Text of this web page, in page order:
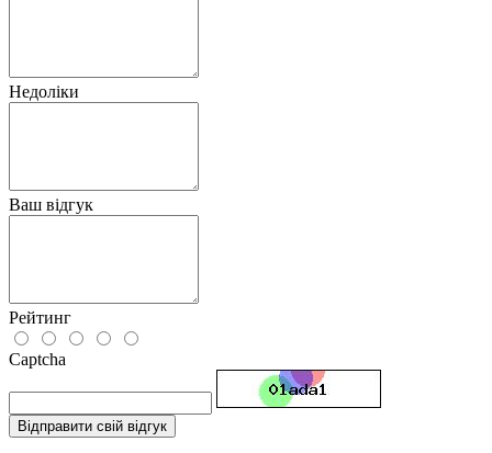
Недоліки
Ваш відгук
Рейтинг
Captcha
Відправити свій відгук